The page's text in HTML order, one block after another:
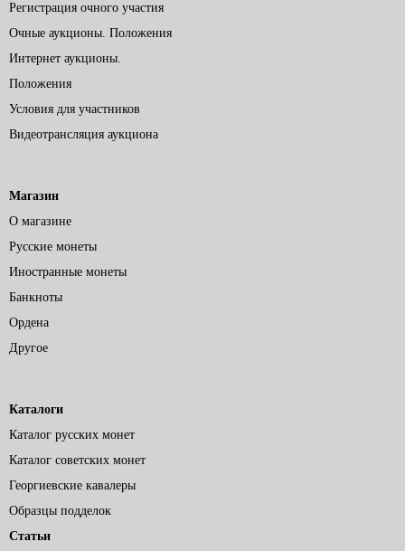
Регистрация очного участия
Очные аукционы. Положения
Интернет аукционы.
Положения
Условия для участников
Видеотрансляция аукциона
Магазин
О магазине
Русские монеты
Иностранные монеты
Банкноты
Ордена
Другое
Каталоги
Каталог русских монет
Каталог советских монет
Георгиевские кавалеры
Образцы подделок
Статьи